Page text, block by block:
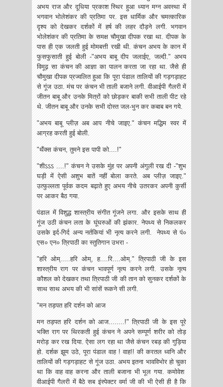
अभय राज और दूधिया प्रकाश स्थिर हुआ ध्यान मग्न अवस्था में
भगवान भोलेशंकर की प्रतिमा पर. इस धार्मिक और चमत्कारिक
दृश्य को देखकर दर्शकों में हर्ष की लहर दौड़ने लगी. भगवान
भोलेशंकर की प्रतिमा के समक्ष चौमुखा दीपक रखा था. दीपक के
पास ही एक जलती हुई मोमबत्ती रखी थी. कंचन अभय के कान में
फुसफुसाती हुई बोली -"अभय बाबू दीप जलाईए, जल्दी." अभय
विमूढ़ सा कंचन की आज्ञा का पालन करता जा रहा था. जैसे ही
चौमुखा दीपक प्रज्वलित हुआ कि पूरा पंडाल तालियों की गड़गड़ाहट
से गूंज उठा. मंच पर कंचन भी ताली बजाने लगी. वीआईपी गैलरी में
जीतन बाबू और उनके मित्रों को छोड़कर बाकी सभी ताली पीट रहे
थे. जीतन बाबू और उनके सभी दोस्त जल-भुन कर कबाब बन गये.
"अभय बाबू प्लीज़ अब आप नीचे जाइए." कंचन मद्धिम स्वर में
आग्रह करती हुई बोली.
"थैंक्स कंचन, तुमने इस पापी को....!"
"शीऽऽऽ ....!" कंचन ने उसके मुंह पर अपनी अंगुली रख दी -"शुभ
घड़ी में ऐसी अशुभ बातें नहीं बोला करते. अब प्लीज़ जाइए."
उत्फुल्लता पूर्वक कदम बढ़ाते हुए अभय नीचे उतरकर अपनी कुर्सी
पर आकर बैठ गया.
पंडाल में विशुद्ध शास्त्रीय संगीत गूंजने लगा. और इसके साथ ही
गूंज उठी कंचन लता के घूंघरुओं की झंकार. नेपथ्य से निकलकर
उसके इर्द-गिर्द अन्य नर्तकियां भी नृत्य करने लगी. नेपथ्य से पं०
एस० एन० त्रिपाठी का स्तुतिगान उभरा -
"हरि ओम्.....हरि ओम्, ह....रि....ओम्." त्रिपाठी जी के इस
शास्त्रीय राग पर कंचन भावपूर्ण नृत्य करने लगी. उसके नृत्य
कौशल को देखकर तथा त्रिपाठी जी की तान को सुनकर दर्शकों के
साथ साथ अभय की भी सांसें रूकने सी लगी.
"मन तड़पत हरि दर्शन को आज
मन तड़पत हरि दर्शन को आज........!" त्रिपाठी जी के इस पूरे
भक्ति राग पर थिरकती हुई कंचन ने अपने सम्पूर्ण शरीर को तोड़
मरोड़ कर रख दिया. ऐसा लग रहा था जैसे कंचन रबड़ की गुड़िया
हो. दर्शक झूम उठे, पूरा पंडाल वाह ! वाह!! की करतल ध्वनि और
तालियों की गड़गड़ाहट से गूंज उठा. अभय इतना भावविभोर हो चुका
था कि वाह वाह करना और ताली बजाना भी भूल गया. कमोवेश
वीआईपी गैलरी में बैठे सब इंस्पेक्टर वर्मा जी की भी ऐसी ही है कि